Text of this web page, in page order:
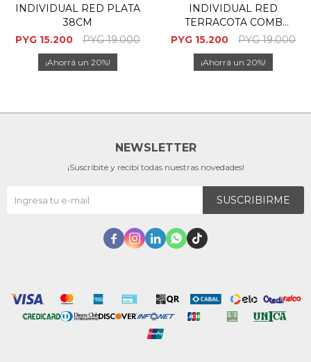
INDIVIDUAL RED PLATA
38CM
PYG 15.200 PYG 19.000
20
INDIVIDUAL RED
TERRACOTA COMB
38CM
PYG 15.200 PYG 19.000
20
NEWSLETTER
¡Suscribite y recibí todas nuestras novedades!
SUSCRIBIRME
    